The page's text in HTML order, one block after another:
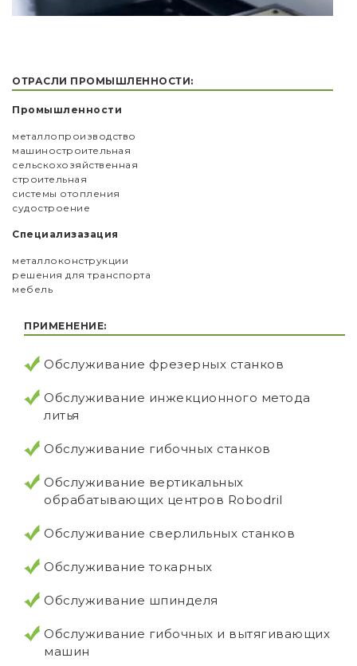
ОТРАСЛИ ПРОМЫШЛЕННОСТИ:
Промышленности
металлопроизводство
машиностроительная
сельскохозяйственная
строительная
системы отопления
судостроение
Специализазация
металлоконструкции
решения для транспорта
мебель
ПРИМЕНЕНИЕ:
Обслуживание фрезерных станков
Обслуживание инжекционного метода
литья
Обслуживание гибочных станков
Обслуживание вертикальных
обрабатывающих центров Robodril
Обслуживание сверлильных станков
Обслуживание токарных
Обслуживание шпинделя
Обслуживание гибочных и вытягивающих
машин